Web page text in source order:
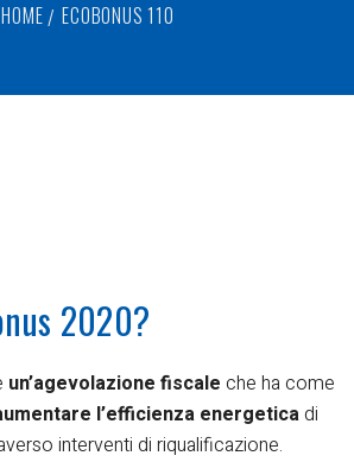
HOME ECOBONUS 110
2020?
un’agevolazione fiscale che ha come
l’efficienza energeticadi
interventi di riqualificazione.